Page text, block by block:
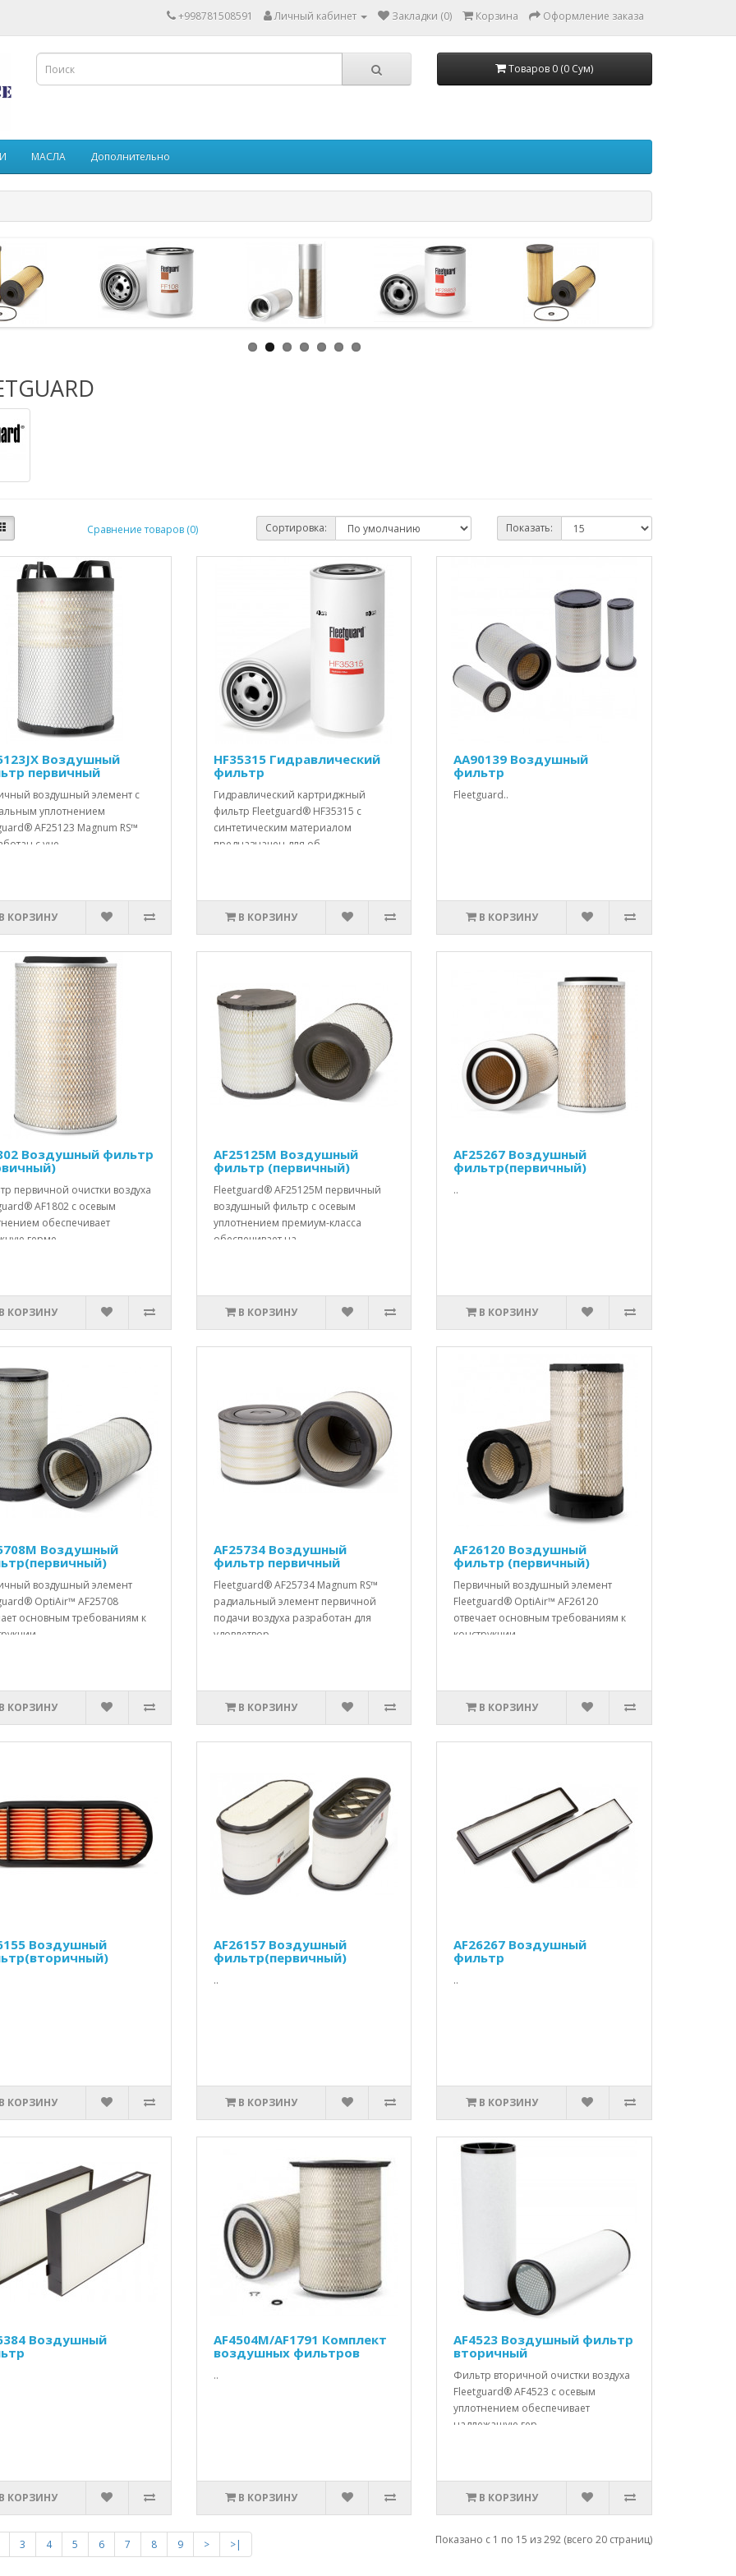
+998781508591 Личный кабинет Закладки (0) Корзина Оформление заказа
Товаров 0 (0 Сум)
МАСЛА Дополнительно
Сравнение товаров (0) Сортировка: Показать:
Воздушный
первичный
воздушный элемент с
уплотнением
AF25123 Magnum RS™
с уче..
В КОРЗИНУ
HF35315 Гидравлический
фильтр
Гидравлический картриджный
фильтр Fleetguard® HF35315 с
синтетическим материалом
предназначен для об..
В КОРЗИНУ
AA90139 Воздушный
фильтр
Fleetguard..
В КОРЗИНУ
Воздушный фильтр
первичной очистки воздуха
AF1802 с осевым
обеспечивает
герме..
В КОРЗИНУ
AF25125М Воздушный
фильтр (первичный)
​Fleetguard® AF25125M первичный
воздушный фильтр с осевым
уплотнением премиум-класса
обеспечивает на..
В КОРЗИНУ
AF25267 Воздушный
фильтр(первичный)
..
В КОРЗИНУ
Воздушный
воздушный элемент
OptiAir™ AF25708
основным требованиям к
В КОРЗИНУ
AF25734 Воздушный
фильтр первичный
Fleetguard® AF25734 Magnum RS™
радиальный элемент первичной
подачи воздуха разработан для
удовлетвор..
В КОРЗИНУ
AF26120 Воздушный
фильтр (первичный)
Первичный воздушный элемент
Fleetguard® OptiAir™ AF26120
отвечает основным требованиям к
конструкции..
В КОРЗИНУ
Воздушный
В КОРЗИНУ
AF26157 Воздушный
фильтр(первичный)
..
В КОРЗИНУ
AF26267 Воздушный
фильтр
..
В КОРЗИНУ
Воздушный
В КОРЗИНУ
AF4504M/AF1791 Комплект
воздушных фильтров
..
В КОРЗИНУ
AF4523 Воздушный фильтр
вторичный
Фильтр вторичной очистки воздуха
Fleetguard® AF4523 с осевым
уплотнением обеспечивает
надлежащую гер..
В КОРЗИНУ
3 4 5 6 7 8 9 > >| Показано с 1 по 15 из 292 (всего 20 страниц)